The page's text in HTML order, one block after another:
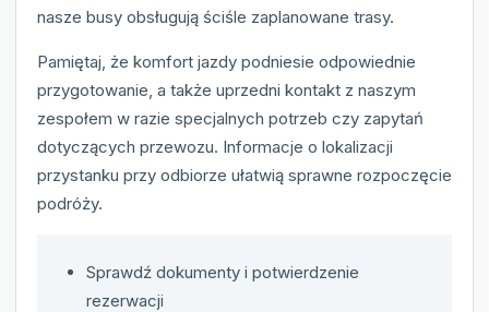
nasze busy obsługują ściśle zaplanowane trasy.
Pamiętaj, że komfort jazdy podniesie odpowiednie
przygotowanie, a także uprzedni kontakt z naszym
zespołem w razie specjalnych potrzeb czy zapytań
dotyczących przewozu. Informacje o lokalizacji
przystanku przy odbiorze ułatwią sprawne rozpoczęcie
podróży.
Sprawdź dokumenty i potwierdzenie
rezerwacji